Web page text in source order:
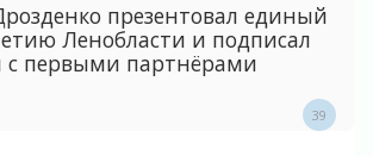
презентовал единый
Ленобласти и подписал
с первыми партнёрами
39